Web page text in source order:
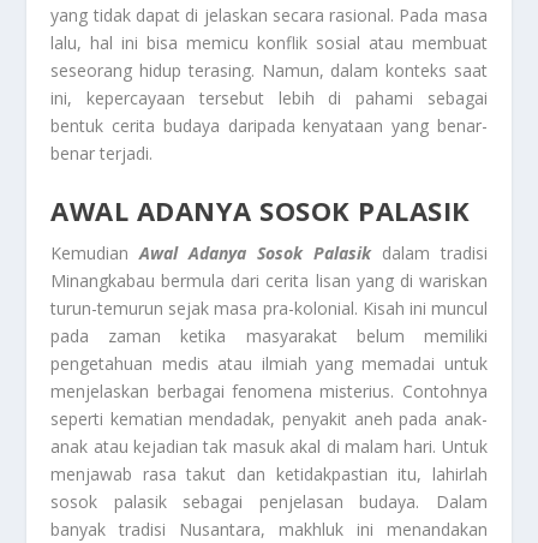
yang tidak dapat di jelaskan secara rasional. Pada masa
lalu, hal ini bisa memicu konflik sosial atau membuat
seseorang hidup terasing. Namun, dalam konteks saat
ini, kepercayaan tersebut lebih di pahami sebagai
bentuk cerita budaya daripada kenyataan yang benar-
benar terjadi.
AWAL ADANYA SOSOK PALASIK
KemudianAwal Adanya Sosok Palasik dalam tradisi
Minangkabau bermula dari cerita lisan yang di wariskan
turun-temurun sejak masa pra-kolonial. Kisah ini muncul
pada zaman ketika masyarakat belum memiliki
pengetahuan medis atau ilmiah yang memadai untuk
menjelaskan berbagai fenomena misterius. Contohnya
seperti kematian mendadak, penyakit aneh pada anak-
anak atau kejadian tak masuk akal di malam hari. Untuk
menjawab rasa takut dan ketidakpastian itu, lahirlah
sosok palasik sebagai penjelasan budaya. Dalam
banyak tradisi Nusantara, makhluk ini menandakan